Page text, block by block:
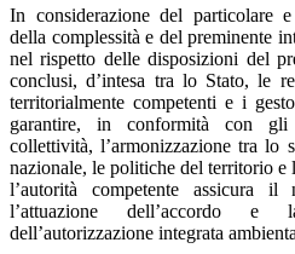
In considerazione del particolare
della complessità e del preminente
nel rispetto delle disposizioni del
conclusi, d’intesa tra lo Stato, le
territorialmente competenti e i
garantire, in conformità con gli
collettività, l’armonizzazione tra lo
nazionale, le politiche del territorio e
l’autorità competente assicura il
l’attuazione dell’accordo
dell’autorizzazione integrata